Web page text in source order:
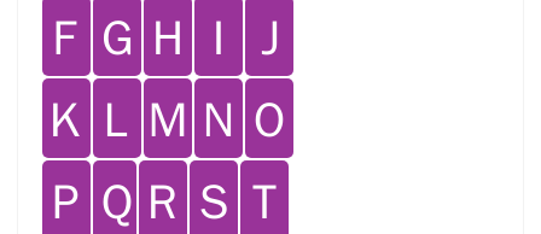
Ｆ Ｇ Ｈ Ｉ Ｊ
Ｋ Ｌ Ｍ Ｎ Ｏ
Ｐ Ｑ Ｒ Ｓ Ｔ